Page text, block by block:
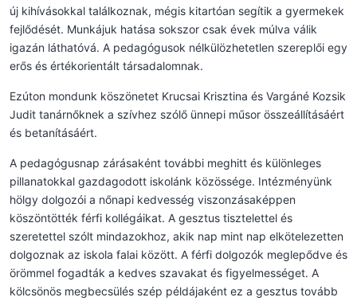
új kihívásokkal találkoznak, mégis kitartóan segítik a gyermekek
fejlődését. Munkájuk hatása sokszor csak évek múlva válik
igazán láthatóvá. A pedagógusok nélkülözhetetlen szereplői egy
erős és értékorientált társadalomnak.
Ezúton mondunk köszönetet Krucsai Krisztina és Vargáné Kozsik
Judit tanárnőknek a szívhez szólő ünnepi műsor összeállításáért
és betanításáért.
A pedagógusnap zárásaként további meghitt és különleges
pillanatokkal gazdagodott iskolánk közössége. Intézményünk
hölgy dolgozói a nőnapi kedvesség viszonzásaképpen
köszöntötték férfi kollégáikat. A gesztus tisztelettel és
szeretettel szólt mindazokhoz, akik nap mint nap elkötelezetten
dolgoznak az iskola falai között. A férfi dolgozók meglepődve és
örömmel fogadták a kedves szavakat és figyelmességet. A
kölcsönös megbecsülés szép példájaként ez a gesztus tovább